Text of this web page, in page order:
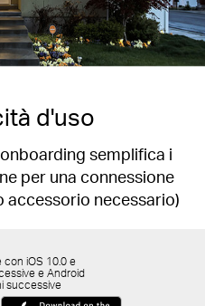
d'uso
semplifica i
per una connessione
accessorio necessario)
con iOS 10.0 e
e Android
successive